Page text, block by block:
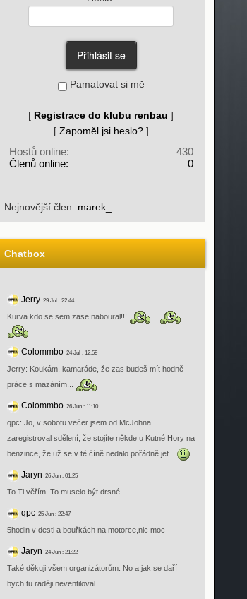
Pamatovat si mě
[ Registrace do klubu renbau ]
[ Zapoměl jsi heslo?]
Hostů online:
430
Členů online:
0
Nejnovější člen: marek_
Chatbox
Jerry29 Jul : 22:44
Kurva kdo se sem zase naboural!!!
Colommbo24 Jul : 12:59
Jerry: Koukám, kamaráde, že zas budeš mít hodně
práce s mazáním...
Colommbo26 Jun : 11:10
qpc: Jo, v sobotu večer jsem od McJohna
zaregistroval sdělení, že stojíte někde u Kutné Hory na
benzince, že už se v té číně nedalo pořádně jet...
Jaryn 26 Jun : 01:25
To Ti věřím. To muselo být drsné.
qpc25 Jun : 22:47
5hodin v desti a bouřkách na motorce,nic moc
Jaryn 24 Jun : 21:22
Také děkuji všem organizátorům. No a jak se daří
bych tu raději neventiloval.